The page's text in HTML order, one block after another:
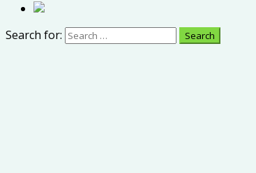
Search for: